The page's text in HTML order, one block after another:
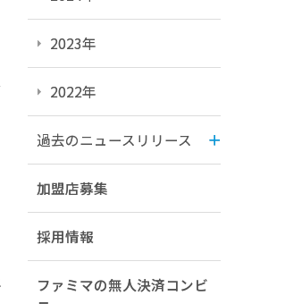
2023年
2022年
過去のニュースリリース
加盟店募集
採用情報
ファミマの無人決済コンビ